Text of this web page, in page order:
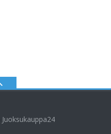
Juoksukauppa24